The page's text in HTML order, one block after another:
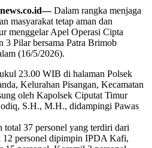
Dalam rangka menjaga
masyarakat tetap aman dan
menggelar Apel Operasi Cipta
3 Pilar bersama Patra Brimob
(16/5/2026).
23.00 WIB di halaman Polsek
Kelurahan Pisangan, Kecamatan
oleh Kapolsek Ciputat Timur
S.H., M.H., didampingi Pawas
37 personel yang terdiri dari
personel dipimpin IPDA Kafi,